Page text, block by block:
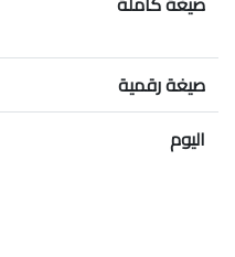
صيغة رقمية
اليوم